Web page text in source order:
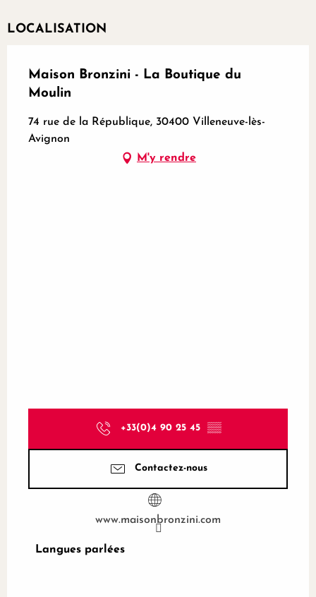
LOCALISATION
Maison Bronzini - La Boutique du
Moulin
74 rue de la République, 30400 Villeneuve-lès-
Avignon
M'y rendre
+33(0)4 90 25 45 ▒▒
Contactez-nous
www.maisonbronzini.com
Langues parlées
Langues parlées